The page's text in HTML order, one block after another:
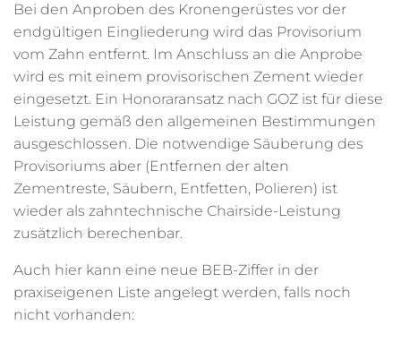
Bei den Anproben des Kronengerüstes vor der
endgültigen Eingliederung wird das Provisorium
vom Zahn entfernt. Im Anschluss an die Anprobe
wird es mit einem provisorischen Zement wieder
eingesetzt. Ein Honoraransatz nach GOZ ist für diese
Leistung gemäß den allgemeinen Bestimmungen
ausgeschlossen. Die notwendige Säuberung des
Provisoriums aber (Entfernen der alten
Zementreste, Säubern, Entfetten, Polieren) ist
wieder als zahntechnische Chairside-Leistung
zusätzlich berechenbar.
Auch hier kann eine neue BEB-Ziffer in der
praxiseigenen Liste angelegt werden, falls noch
nicht vorhanden: